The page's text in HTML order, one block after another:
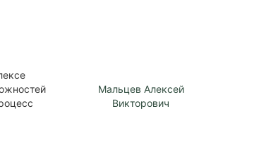
Мальцев Алексей
Викторович